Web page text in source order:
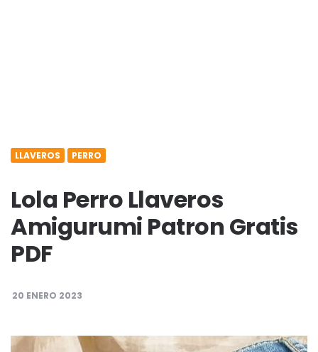
LLAVEROS PERRO
Lola Perro Llaveros
Amigurumi Patron Gratis
PDF
20 ENERO 2023